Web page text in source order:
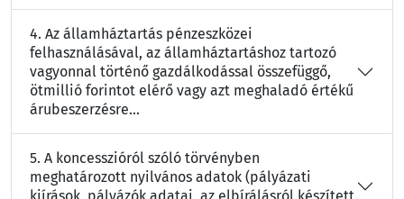
4. Az államháztartás pénzeszközei
felhasználásával, az államháztartáshoz tartozó
vagyonnal történő gazdálkodással összefüggő,
ötmillió forintot elérő vagy azt meghaladó értékű
árubeszerzésre...
5. A koncesszióról szóló törvényben
meghatározott nyilvános adatok (pályázati